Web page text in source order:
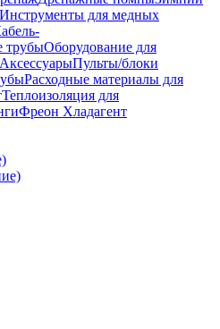
Инструменты для медных
трубыОборудование для
АксессуарыПульты/блоки
Расходные материалы для
Теплоизоляция для
Фреон Хладагент